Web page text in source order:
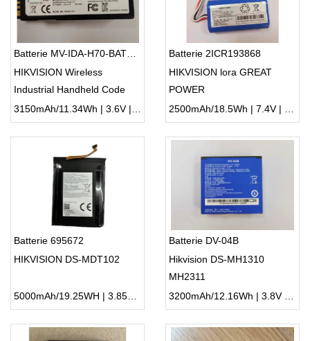
Batterie MV-IDA-H70-BATTERY-01
HIKVISION Wireless
Industrial Handheld Code
Reader
3150mAh/11.34Wh | 3.6V | Li-ion ...
Batterie 2ICR193868
HIKVISION lora GREAT
POWER
2500mAh/18.5Wh | 7.4V | Li-ion ...
Batterie 695672
HIKVISION DS-MDT102
5000mAh/19.25WH | 3.85V | Li-ion ...
Batterie DV-04B
Hikvision DS-MH1310
MH2311
3200mAh/12.16Wh | 3.8V | Li-ion ...